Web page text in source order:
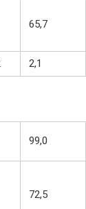
65,7
2,1
99,0
72,5